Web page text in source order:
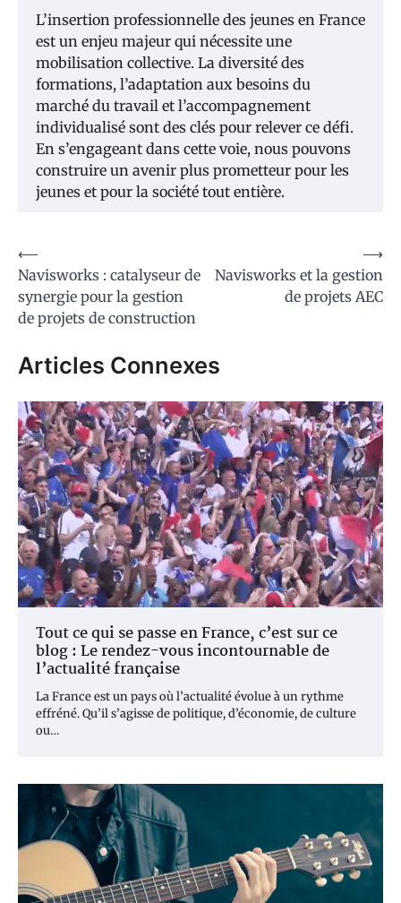
L’insertion professionnelle des jeunes en France
est un enjeu majeur qui nécessite une
mobilisation collective. La diversité des
formations, l’adaptation aux besoins du
marché du travail et l’accompagnement
individualisé sont des clés pour relever ce défi.
En s’engageant dans cette voie, nous pouvons
construire un avenir plus prometteur pour les
jeunes et pour la société tout entière.
Navigation
de
l’article
⟵
Navisworks : catalyseur de
synergie pour la gestion
de projets de construction
Navisworks et la gestion
de projets AEC
⟶
Articles Connexes
Tout ce qui se passe en France, c’est sur ce
blog : Le rendez-vous incontournable de
l’actualité française
La France est un pays où l’actualité évolue à un rythme
effréné. Qu’il s’agisse de politique, d’économie, de culture
ou…